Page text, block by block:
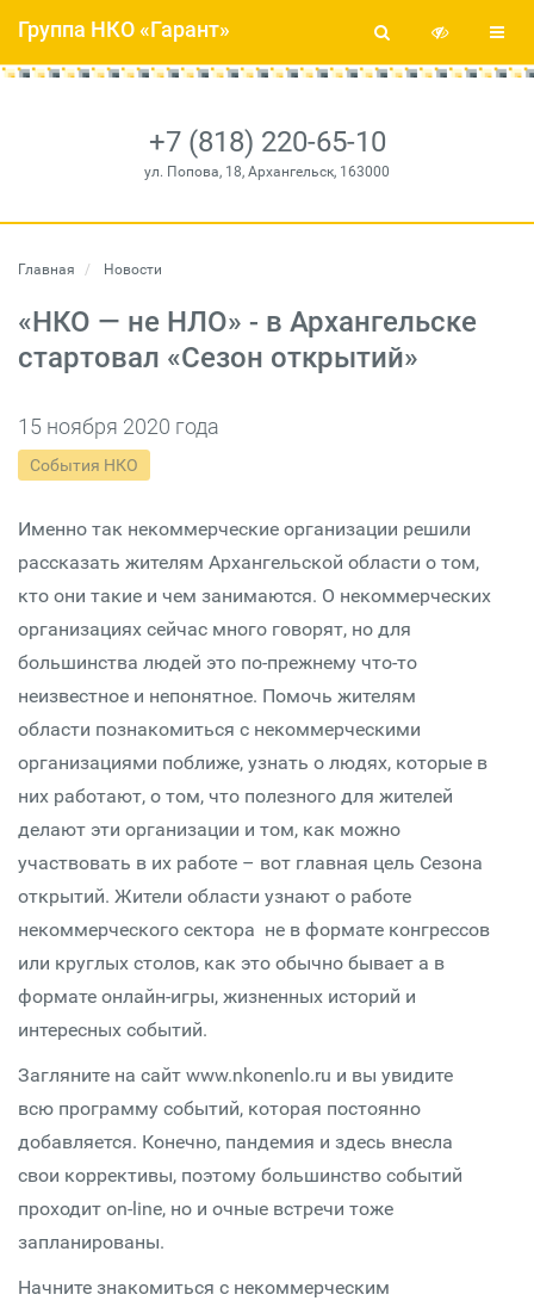
+7 (818) 220-65-10
ул. Попова, 18, Архангельск, 163000
Группа НКО «Гарант»
Главная Новости
«НКО — не НЛО» - в Архангельске
стартовал «Сезон открытий»
15 ноября 2020 года
События НКО
Именно так некоммерческие организации решили
рассказать жителям Архангельской области о том,
кто они такие и чем занимаются. О некоммерческих
организациях сейчас много говорят, но для
большинства людей это по-прежнему что-то
неизвестное и непонятное. Помочь жителям
области познакомиться с некоммерческими
организациями поближе, узнать о людях, которые в
них работают, о том, что полезного для жителей
делают эти организации и том, как можно
участвовать в их работе – вот главная цель Сезона
открытий. Жители области узнают о работе
некоммерческого сектора не в формате конгрессов
или круглых столов, как это обычно бывает а в
формате онлайн-игры, жизненных историй и
интересных событий.
Загляните на сайт www.nkonenlo.ru и вы увидите
всю программу событий, которая постоянно
добавляется. Конечно, пандемия и здесь внесла
свои коррективы, поэтому большинство событий
проходит on-line, но и очные встречи тоже
запланированы.
Начните знакомиться с некоммерческим